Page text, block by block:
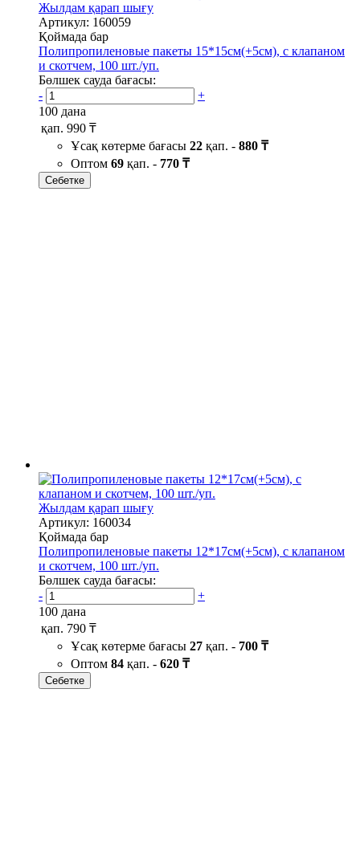
Жылдам қарап шығу
Артикул: 160059
Қоймада бар
Полипропиленовые пакеты 15*15см(+5см), с клапаном
и скотчем, 100 шт./уп.
Бөлшек сауда бағасы:
-
+
100 дана
қап. 990 ₸
Ұсақ көтерме бағасы 22 қап. - 880 ₸
Оптом 69 қап. - 770 ₸
Себетке
Жылдам қарап шығу
Артикул: 160034
Қоймада бар
Полипропиленовые пакеты 12*17см(+5см), с клапаном
и скотчем, 100 шт./уп.
Бөлшек сауда бағасы:
-
+
100 дана
қап. 790 ₸
Ұсақ көтерме бағасы 27 қап. - 700 ₸
Оптом 84 қап. - 620 ₸
Себетке